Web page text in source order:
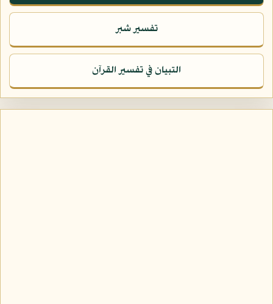
تفسير شبر
التبيان في تفسير القرآن